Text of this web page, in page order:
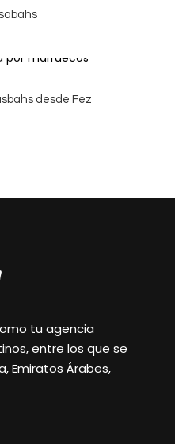
desde Fez
tu agencia
entre los que se
Emiratos Árabes,